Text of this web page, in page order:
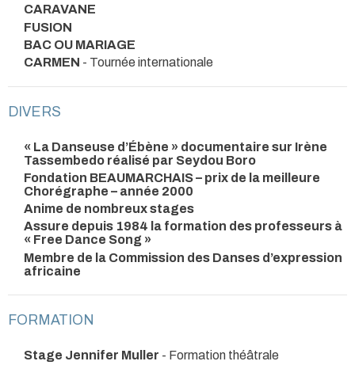
CARAVANE
FUSION
BAC OU MARIAGE
CARMEN - Tournée internationale
DIVERS
« La Danseuse d’Ébène » documentaire sur Irène
Tassembedo réalisé par Seydou Boro
Fondation BEAUMARCHAIS – prix de la meilleure
Chorégraphe – année 2000
Anime de nombreux stages
Assure depuis 1984 la formation des professeurs à
« Free Dance Song »
Membre de la Commission des Danses d’expression
africaine
FORMATION
Stage Jennifer Muller - Formation théâtrale